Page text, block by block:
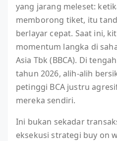
yang jarang meleset:
memborong tiket, itu
berlayar cepat. Saat ini,
momentum langka di
Asia Tbk (BBCA). Di
tahun 2026, alih-alih
petinggi BCA justru
mereka sendiri.
Ini bukan sekadar
eksekusi strategi buy on